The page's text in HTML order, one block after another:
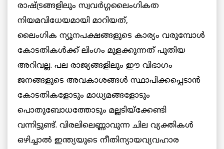
രാഷ്ട്രങ്ങളിലും സ്വവര്‍ഗ്ഗലൈംഗികത
നിയമവിധേയമായി മാറിയത്,
ലൈംഗിക ന്യൂനപക്ഷങ്ങളുടെ കാര്യം വരുമ്പോള്‍
കോടതികള്‍ക്ക് ലിംഗം മുളക്കുന്നത് പുതിയ
അറിവല്ല. പല രാജ്യങ്ങളിലും ഈ വിഭാഗം
ജനങ്ങളുടെ അവകാശങ്ങള്‍ സ്ഥാപിക്കപ്പെടാന്‍
കോടതികളോടും മാധ്യമങ്ങളോടും
പൊതുബോധത്തോടും മല്ലടിയ്‌ക്കേണ്ടി
വന്നിട്ടുണ്ട്. വിരലിലെണ്ണാവുന്ന ചില വ്യക്തികള്‍
ഒഴിച്ചാല്‍ ഇന്ത്യയുടെ നീതിന്യായവ്യവഹാര